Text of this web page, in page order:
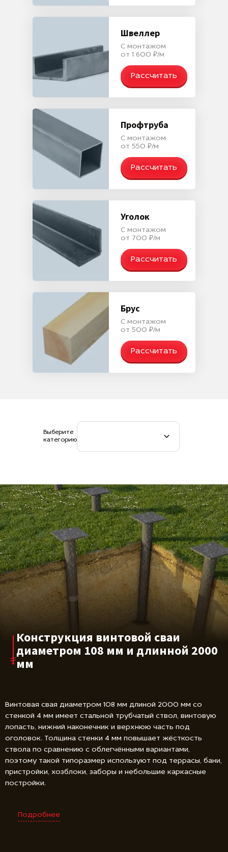
Швеллер
С монтажом
от 1 600 ₽/м
Рассчитать
Профтруба
С монтажом
от 550 ₽/м
Рассчитать
Уголок
С монтажом
от 700 ₽/м
Рассчитать
Брус
С монтажом
от 500 ₽/м
Рассчитать
Выберите
категорию
Конструкция винтовой сваи
диаметром 108 мм и длинной 2000
мм
Винтовая свая диаметром 108 мм длиной 2000 мм со
стенкой 4 мм имеет стальной трубчатый ствол, винтовую
лопасть, нижний наконечник и верхнюю часть под
оголовок. Толщина стенки 4 мм повышает жёсткость
ствола по сравнению с облегчёнными вариантами,
поэтому такой типоразмер используют под террасы, бани,
пристройки, хозблоки, заборы и небольшие каркасные
постройки.
Подробнее